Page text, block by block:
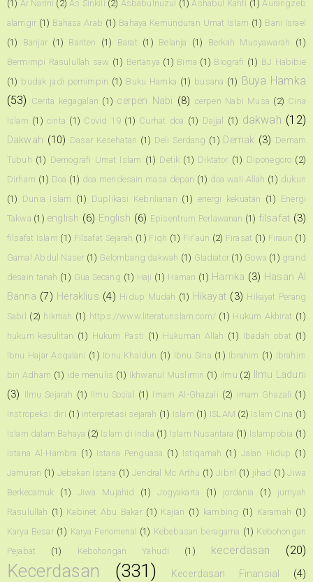
(1) Ar Narini (2) As Sinkili (2) Asbabulnuzul (1) Ashabul Kahfi (1) Aurangzeb
alamgir (1) Bahasa Arab (1) Bahaya Kemunduran Umat Islam (1) Bani Israel
(1)
Banjar (1) Banten (1) Barat (1) Belanja (1) Berkah Musyawarah
(1)
Bermimpi Rasulullah saw (1) Bertanya (1) Bima (1) Biografi (1) BJ Habibie
(1) budak jadi pemimpin (1) Buku Hamka (1) busana (1) Buya Hamka
(53) Cerita kegagalan (1) cerpen Nabi (8) cerpen Nabi Musa (2) Cina
Islam (1) cinta (1) Covid 19 (1) Curhat doa (1) Dajjal (1) dakwah (12)
Dakwah (10) Dasar Kesehatan (1) Deli Serdang (1) Demak (3) Demam
Tubuh (1) Demografi Umat Islam (1) Detik (1) Diktator (1) Diponegoro (2)
Dirham (1) Doa (1) doa mendesain masa depan (1) doa wali Allah (1) dukun
(1) Dunia Islam (1) Duplikasi Kebrilianan (1) energi kekuatan (1) Energi
Takwa (1) english (6) English (6) Episentrum Perlawanan (1) filsafat (3)
filsafat Islam (1) Filsafat Sejarah (1) Fiqh (1) Fir'aun (2) Firasat (1) Firaun (1)
Gamal Abdul Naser (1) Gelombang dakwah (1) Gladiator (1) Gowa (1) grand
desain tanah (1) Gua Secang (1) Haji (1) Haman (1) Hamka (3) Hasan Al
Banna (7) Heraklius (4) Hidup Mudah (1) Hikayat (3) Hikayat Perang
Sabil
(2) hikmah (1) https://www.literaturislam.com/ (1) Hukum Akhirat (1)
hukum kesulitan (1) Hukum Pasti (1) Hukuman Allah (1) Ibadah obat (1)
Ibnu Hajar Asqalani (1) Ibnu Khaldun (1) Ibnu Sina (1) Ibrahim (1) Ibrahim
bin Adham (1) ide menulis (1) Ikhwanul Muslimin (1) ilmu (2)
Ilmu Laduni
(3) Ilmu Sejarah (1) Ilmu Sosial (1) Imam Al-Ghazali (2) imam Ghazali (1)
Instropeksi diri (1) interpretasi sejarah (1) Islam (1) ISLAM (2) Islam Cina (1)
Islam dalam Bahaya (2) Islam di India (1) Islam Nusantara (1) Islampobia (1)
Istana Al-Hambra (1) Istana Penguasa (1) Istiqamah (1) Jalan Hidup (1)
Jamuran (1) Jebakan Istana (1) Jendral Mc Arthu (1) Jibril (1) jihad (1) Jiwa
Berkecamuk
(1) Jiwa Mujahid (1) Jogyakarta (1) jordania (1)
jurriyah
Rasulullah (1) Kabinet Abu Bakar (1) Kajian (1) kambing (1) Karamah (1)
Karya Besar (1) Karya Fenomenal (1) Kebebasan beragama (1) Kebohongan
Pejabat
(1) Kebohongan Yahudi (1) kecerdasan (20)
Kecerdasan (331) Kecerdasan Finansial (4)